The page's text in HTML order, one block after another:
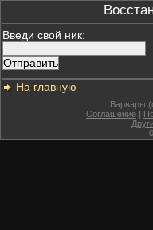
Введи свой ник:
На главную
Варвары
Соглашение |
0